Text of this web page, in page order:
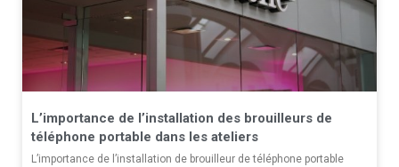
L’importance de l’installation des brouilleurs de
téléphone portable dans les ateliers
L’importance de l’installation de brouilleur de téléphone portable